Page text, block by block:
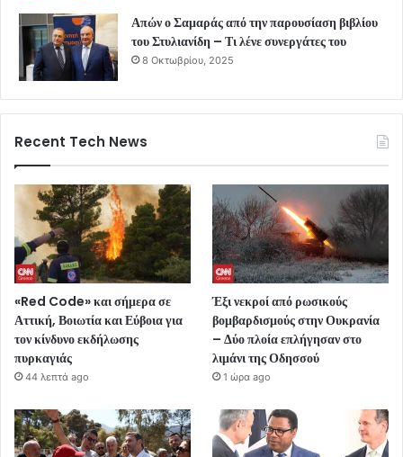
Απών ο Σαμαράς από την παρουσίαση βιβλίου
του Στυλιανίδη – Τι λένε συνεργάτες του
8 Οκτωβρίου, 2025
Recent Tech News
«Red Code» και σήμερα σε
Αττική, Βοιωτία και Εύβοια για
τον κίνδυνο εκδήλωσης
πυρκαγιάς
44 λεπτά ago
Έξι νεκροί από ρωσικούς
βομβαρδισμούς στην Ουκρανία
– Δύο πλοία επλήγησαν στο
λιμάνι της Οδησσού
1 ώρα ago